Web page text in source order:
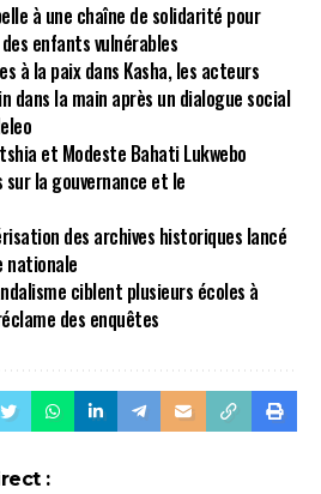
à une chaîne de solidarité pour
enfants vulnérables
à la paix dans Kasha, les acteurs
dans la main après un dialogue social
et Modeste Bahati Lukwebo
la gouvernance et le
des archives historiques lancé
nationale
ciblent plusieurs écoles à
des enquêtes
: